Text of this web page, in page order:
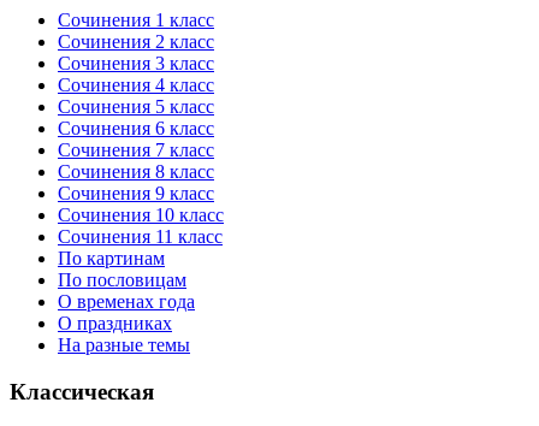
рассуждение"
Сочинения 1 класс
Сочинения 2 класс
Сочинения 3 класс
Сочинения 4 класс
Сочинения 5 класс
Сочинения 6 класс
Сочинения 7 класс
Сочинения 8 класс
Сочинения 9 класс
Сочинения 10 класс
Сочинения 11 класс
По картинам
По пословицам
О временах года
О праздниках
На разные темы
Классическая